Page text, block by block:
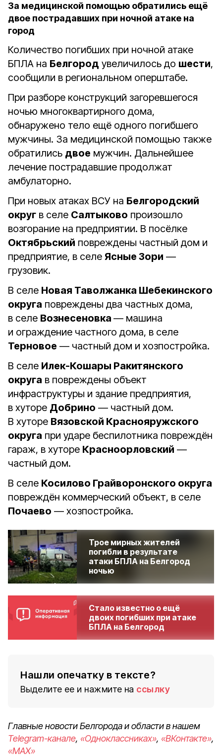
За медицинской помощью обратились ещё
двое пострадавших при ночной атаке на
город
Количество погибших при ночной атаке
БПЛА на Белгород увеличилось до шести,
сообщили в региональном оперштабе.
При разборе конструкций загоревшегося
ночью многоквартирного дома,
обнаружено тело ещё одного погибшего
мужчины. За медицинской помощью также
обратились двое мужчин. Дальнейшее
лечение пострадавшие продолжат
амбулаторно.
При новых атаках ВСУ на Белгородский
округ в селе Салтыково произошло
возгорание на предприятии. В посёлке
Октябрьский повреждены частный дом и
предприятие, в селе Ясные Зори —
грузовик.
В селе Новая Таволжанка Шебекинского
округа повреждены два частных дома,
в селе Вознесеновка — машина
и ограждение частного дома, в селе
Терновое — частный дом и хозпостройка.
В селе Илек-Кошары Ракитянского
округа в повреждены объект
инфраструктуры и здание предприятия,
в хуторе Добрино — частный дом.
В хуторе Вязовской Краснояружского
округа при ударе беспилотника повреждён
гараж, в хуторе Красноорловский —
частный дом.
В селе Косилово Грайворонского округа
повреждён коммерческий объект, в селе
Почаево — хозпостройка.
Трое мирных жителей
погибли в результате
атаки БПЛА на Белгород
ночью
Стало известно о ещё
двоих погибших при атаке
БПЛА на Белгород
Нашли опечатку в тексте?
Выделите ее и нажмите на ссылку
Главные новости Белгорода и области в нашем
Telegram-канале, «Одноклассниках», «ВКонтакте»,
«MAX»